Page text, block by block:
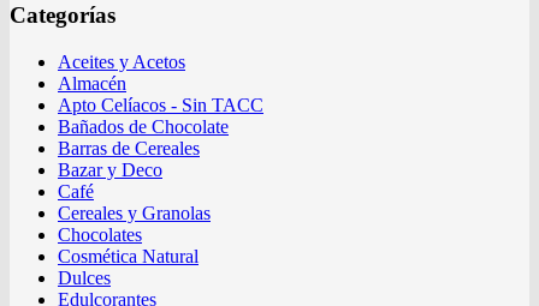
Categorías
Aceites y Acetos
Almacén
Apto Celíacos - Sin TACC
Bañados de Chocolate
Barras de Cereales
Bazar y Deco
Café
Cereales y Granolas
Chocolates
Cosmética Natural
Dulces
Edulcorantes